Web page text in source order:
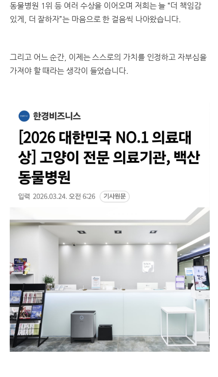
동물병원 1위 등 여러 수상을 이어오며 저희는 늘 “더 책임감
있게, 더 잘하자”는 마음으로 한 걸음씩 나아왔습니다.
그리고 어느 순간, 이제는 스스로의 가치를 인정하고 자부심을
가져야 할 때라는 생각이 들었습니다.